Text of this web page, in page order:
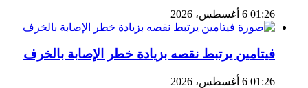
01:26 6 أغسطس، 2026
فيتامين يرتبط نقصه بزيادة خطر الإصابة بالخرف
01:26 6 أغسطس، 2026